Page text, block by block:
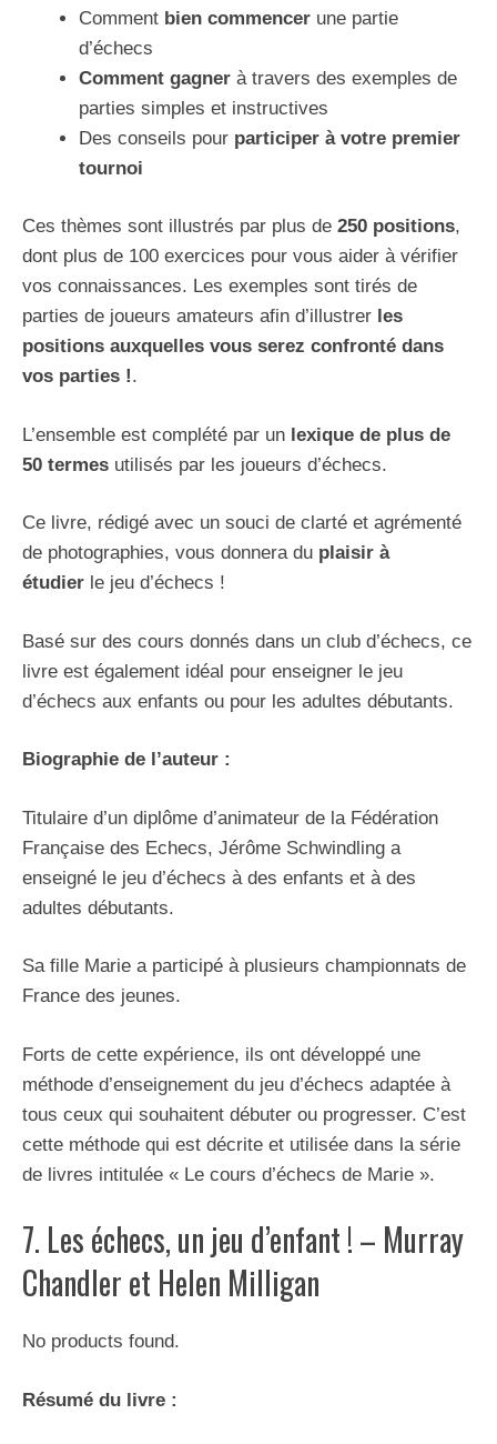
Comment bien commencer une partie
d’échecs
Comment gagner à travers des exemples de
parties simples et instructives
Des conseils pour participer à votre premier
tournoi
Ces thèmes sont illustrés par plus de 250 positions,
dont plus de 100 exercices pour vous aider à vérifier
vos connaissances. Les exemples sont tirés de
parties de joueurs amateurs afin d’illustrer les
positions auxquelles vous serez confronté dans
vos parties !.
L’ensemble est complété par un lexique de plus de
50 termes utilisés par les joueurs d’échecs.
Ce livre, rédigé avec un souci de clarté et agrémenté
de photographies, vous donnera du plaisir à
étudier le jeu d’échecs !
Basé sur des cours donnés dans un club d’échecs, ce
livre est également idéal pour enseigner le jeu
d’échecs aux enfants ou pour les adultes débutants.
Biographie de l’auteur :
Titulaire d’un diplôme d’animateur de la Fédération
Française des Echecs, Jérôme Schwindling a
enseigné le jeu d’échecs à des enfants et à des
adultes débutants.
Sa fille Marie a participé à plusieurs championnats de
France des jeunes.
Forts de cette expérience, ils ont développé une
méthode d’enseignement du jeu d’échecs adaptée à
tous ceux qui souhaitent débuter ou progresser. C’est
cette méthode qui est décrite et utilisée dans la série
de livres intitulée « Le cours d’échecs de Marie ».
7. Les échecs, un jeu d’enfant ! – Murray
Chandler et Helen Milligan
No products found.
Résumé du livre :